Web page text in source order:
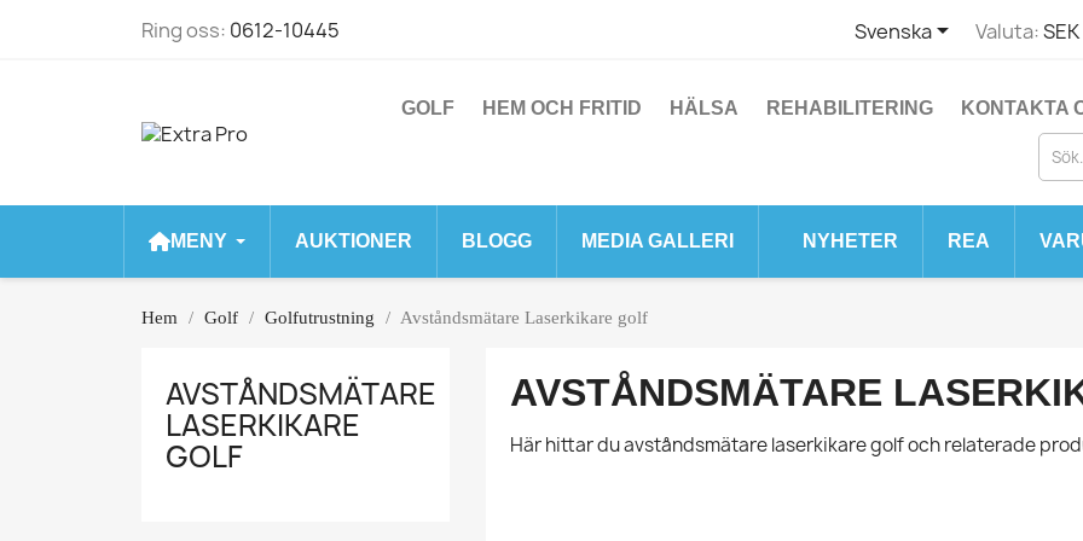
Ring oss: 0612-10445 Svenska Valuta:
GOLF HEM OCH FRITID HÄLSA REHABILITERING KONTAKTA
MENY AUKTIONER BLOGG MEDIA GALLERI NYHETER REA
Hem Golf Golfutrustning Avståndsmätare Laserkikare golf
AVSTÅNDSMÄTARE
LASERKIKARE
GOLF
AVSTÅNDSMÄTARE
Här hittar du avståndsmätare laserkikare golf och relaterade